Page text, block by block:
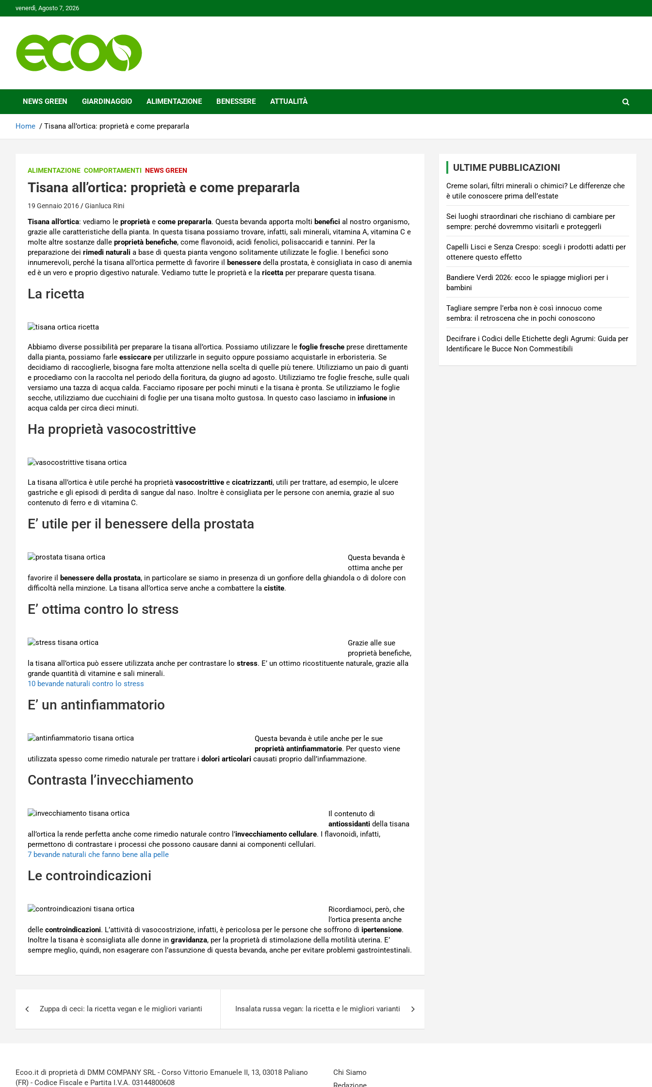
to
venerdì, Agosto 7, 2026
Ecoo.it
NEWS GREEN GIARDINAGGIO ALIMENTAZIONE BENESSERE ATTUALITÀ
Home Tisana all’ortica: proprietà e come prepararla
ALIMENTAZIONE COMPORTAMENTI NEWS GREEN
Tisana all’ortica: proprietà e come prepararla
19 Gennaio 2016 Gianluca Rini
Tisana all’ortica: vediamo le proprietà e come prepararla. Questa bevanda apporta molti benefici al nostro organismo,
grazie alle caratteristiche della pianta. In questa tisana possiamo trovare, infatti, sali minerali, vitamina A, vitamina C e
molte altre sostanze dalle proprietà benefiche, come flavonoidi, acidi fenolici, polisaccaridi e tannini. Per la
preparazione dei rimedi naturali a base di questa pianta vengono solitamente utilizzate le foglie. I benefici sono
innumerevoli, perché la tisana all’ortica permette di favorire il
benessere della prostata, è consigliata in caso di anemia
ed è un vero e proprio digestivo naturale. Vediamo tutte le proprietà e la ricetta per preparare questa tisana.
La ricetta
Abbiamo diverse possibilità per preparare la tisana all’ortica. Possiamo utilizzare le foglie fresche prese direttamente
dalla pianta, possiamo farle essiccare per utilizzarle in seguito oppure possiamo acquistarle in erboristeria. Se
decidiamo di raccoglierle, bisogna fare molta attenzione nella scelta di quelle più tenere. Utilizziamo un paio di guanti
e procediamo con la raccolta nel periodo della fioritura, da giugno ad agosto. Utilizziamo tre foglie fresche, sulle quali
versiamo una tazza di acqua calda. Facciamo riposare per pochi minuti e la tisana è pronta. Se utilizziamo le foglie
secche, utilizziamo due cucchiaini di foglie per una tisana molto gustosa. In questo caso lasciamo in infusione in
acqua calda per circa dieci minuti.
Ha proprietà vasocostrittive
La tisana all’ortica è utile perché ha proprietà vasocostrittive e cicatrizzanti, utili per trattare, ad esempio, le ulcere
gastriche e gli episodi di perdita di sangue dal naso. Inoltre è consigliata per le persone con anemia, grazie al suo
contenuto di ferro e di vitamina C.
E’ utile per il benessere della prostata
Questa bevanda è
ottima anche per
favorire il
benessere della prostata, in particolare se siamo in presenza di un gonfiore della ghiandola o di dolore con
difficoltà nella minzione. La tisana all’ortica serve anche a combattere la cistite.
E’ ottima contro lo stress
Grazie alle sue
proprietà benefiche,
la tisana all’ortica può essere utilizzata anche per contrastare lo stress. E’ un ottimo ricostituente naturale, grazie alla
grande quantità di vitamine e sali minerali.
10 bevande naturali contro lo stress
E’ un antinfiammatorio
Questa bevanda è utile anche per le sue
proprietà antinfiammatorie. Per questo viene
utilizzata spesso come rimedio naturale per trattare i dolori articolari causati proprio dall’infiammazione.
Contrasta l’invecchiamento
Il contenuto di
antiossidanti della tisana
all’ortica la rende perfetta anche come rimedio naturale contro l’invecchiamento cellulare. I flavonoidi, infatti,
permettono di contrastare i processi che possono causare danni ai componenti cellulari.
7 bevande naturali che fanno bene alla pelle
Le controindicazioni
Ricordiamoci, però, che
l’ortica presenta anche
delle controindicazioni. L’attività di vasocostrizione, infatti, è pericolosa per le persone che soffrono di ipertensione.
Inoltre la tisana è sconsigliata alle donne in gravidanza, per la proprietà di stimolazione della motilità uterina. E’
sempre meglio, quindi, non esagerare con l’assunzione di questa bevanda, anche per evitare problemi gastrointestinali.
articoli
Zuppa di ceci: la ricetta vegan e le migliori varianti Insalata russa vegan: la ricetta e le migliori varianti
ULTIME PUBBLICAZIONI
Creme solari, filtri minerali o chimici? Le differenze che
è utile conoscere prima dell’estate
Sei luoghi straordinari che rischiano di cambiare per
sempre: perché dovremmo visitarli e proteggerli
Capelli Lisci e Senza Crespo: scegli i prodotti adatti per
ottenere questo effetto
Bandiere Verdi 2026: ecco le spiagge migliori per i
bambini
Tagliare sempre l’erba non è così innocuo come
sembra: il retroscena che in pochi conoscono
Decifrare i Codici delle Etichette degli Agrumi: Guida per
Identificare le Bucce Non Commestibili
Ecoo.it di proprietà di DMM COMPANY SRL - Corso Vittorio Emanuele II, 13, 03018 Paliano
(FR) - Codice Fiscale e Partita I.V.A. 03144800608
Chi Siamo